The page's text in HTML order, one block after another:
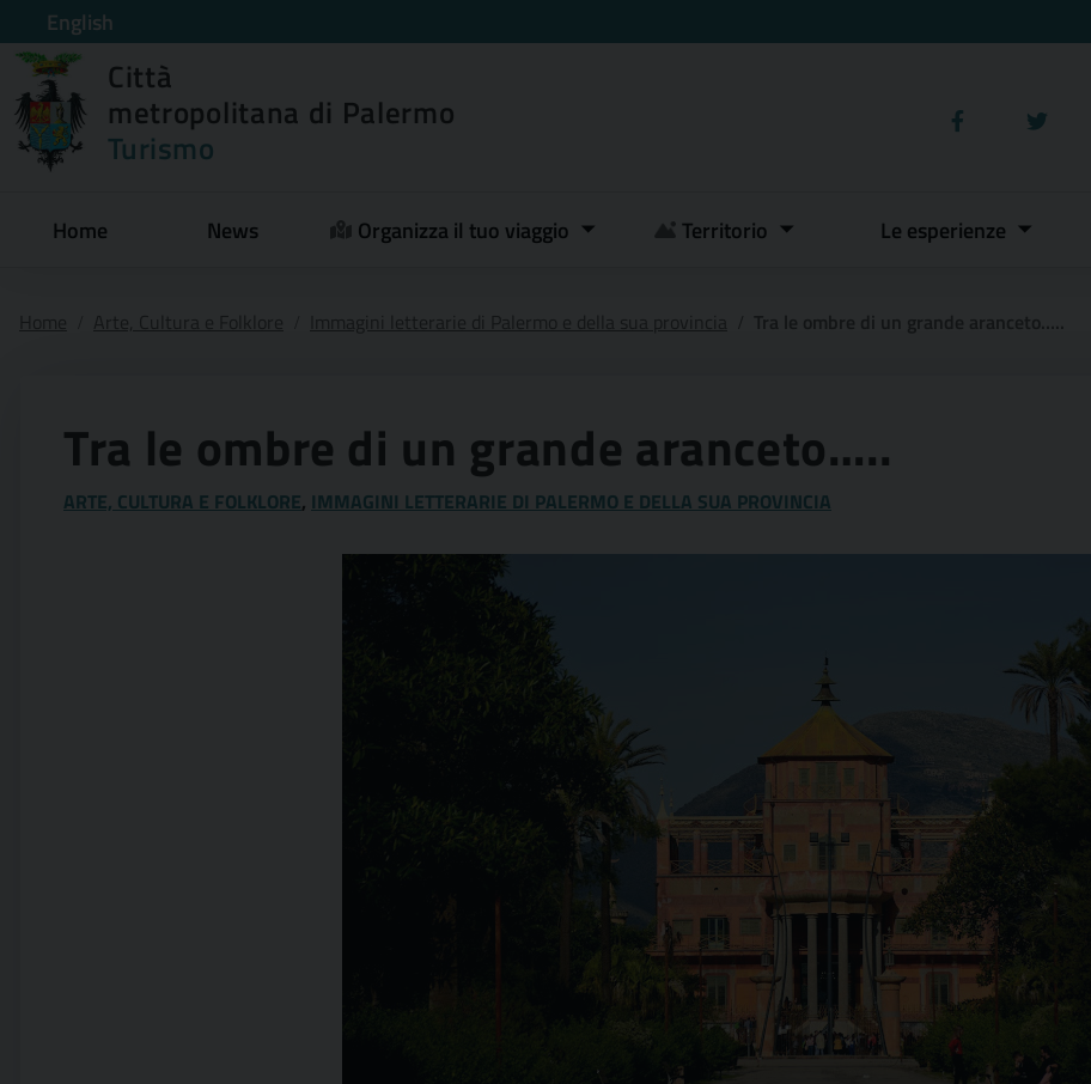
English
Città
metropolitana di Palermo
Turismo
Home News Organizza il tuo viaggio Territorio Le esperienze
Tra le ombre di un grande aranceto…..
ARTE, CULTURA E FOLKLORE, IMMAGINI LETTERARIE DI PALERMO E DELLA SUA PROVINCIA